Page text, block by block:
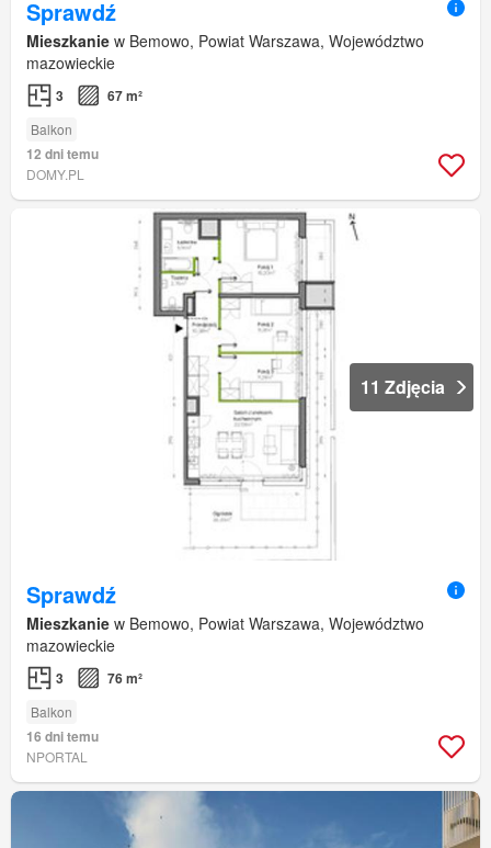
Sprawdź
Mieszkanie w Bemowo, Powiat Warszawa, Województwo
mazowieckie
3 67 m²
Balkon
12 dni temu
DOMY.PL
11 Zdjęcia
Sprawdź
Mieszkanie w Bemowo, Powiat Warszawa, Województwo
mazowieckie
3 76 m²
Balkon
16 dni temu
NPORTAL